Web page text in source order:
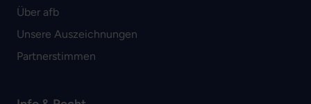
Über afb
Unsere Auszeichnungen
Partnerstimmen